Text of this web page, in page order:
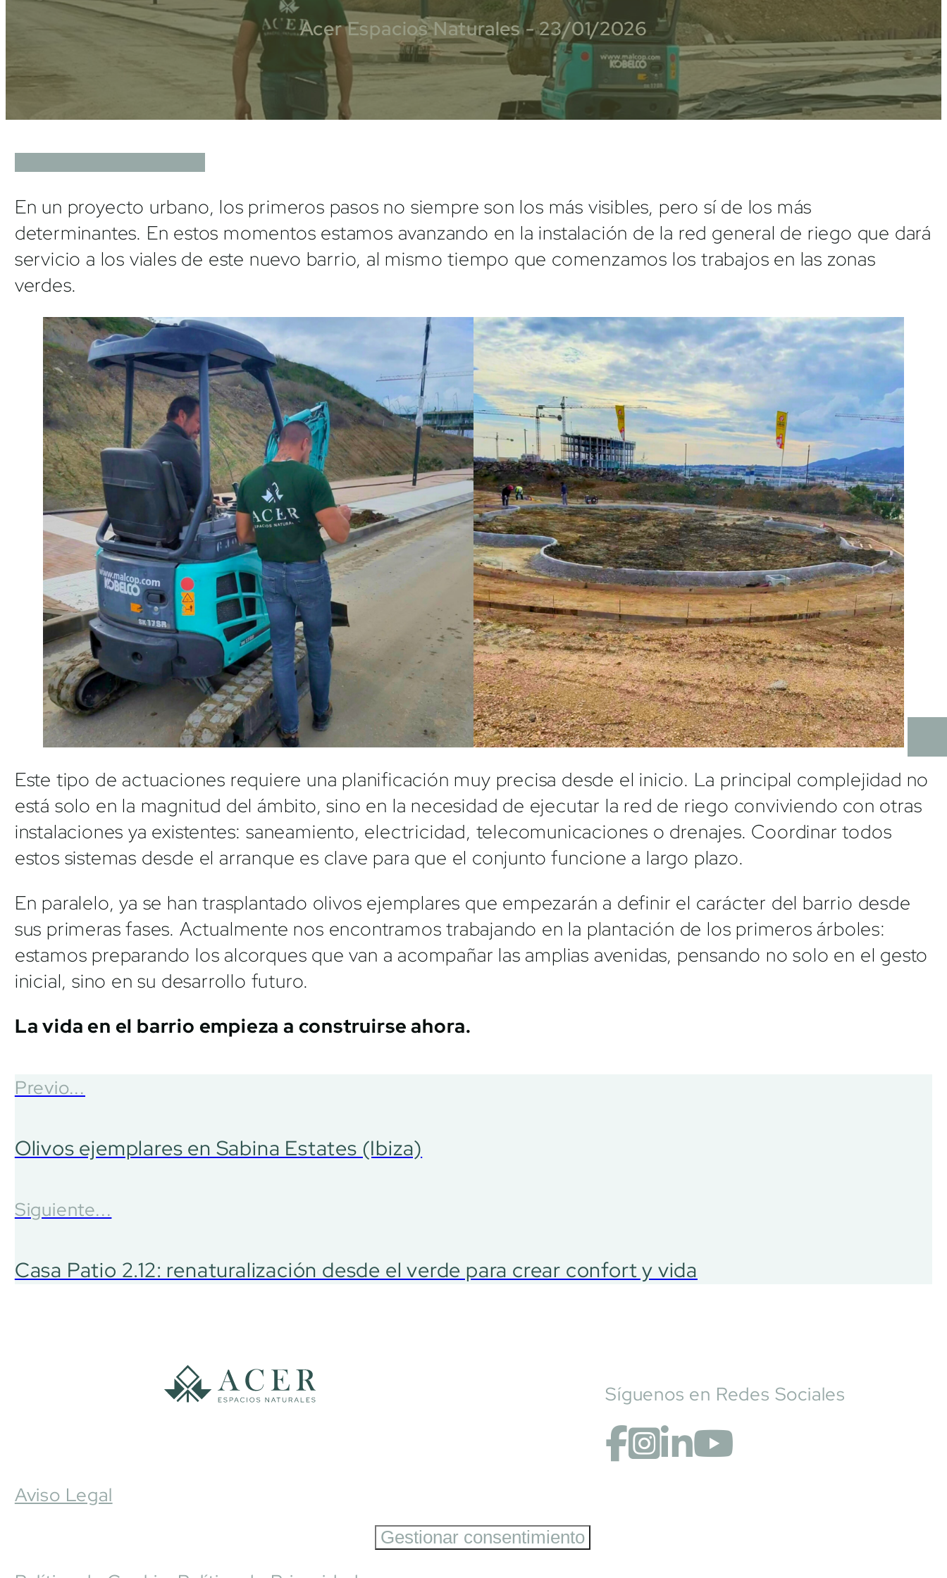
Acer Espacios Naturales - 23/01/2026
En un proyecto urbano, los primeros pasos no siempre son los más visibles, pero sí de los más
determinantes. En estos momentos estamos avanzando en la instalación de la red general de riego que dará
servicio a los viales de este nuevo barrio, al mismo tiempo que comenzamos los trabajos en las zonas
verdes.
Este tipo de actuaciones requiere una planificación muy precisa desde el inicio. La principal complejidad no
está solo en la magnitud del ámbito, sino en la necesidad de ejecutar la red de riego conviviendo con otras
instalaciones ya existentes: saneamiento, electricidad, telecomunicaciones o drenajes. Coordinar todos
estos sistemas desde el arranque es clave para que el conjunto funcione a largo plazo.
En paralelo, ya se han trasplantado olivos ejemplares que empezarán a definir el carácter del barrio desde
sus primeras fases. Actualmente nos encontramos trabajando en la plantación de los primeros árboles:
estamos preparando los alcorques que van a acompañar las amplias avenidas, pensando no solo en el gesto
inicial, sino en su desarrollo futuro.
La vida en el barrio empieza a construirse ahora.
Previo...
Olivos ejemplares en Sabina Estates (Ibiza)
Siguiente...
Casa Patio 2.12: renaturalización desde el verde para crear confort y vida
Síguenos en Redes Sociales
Aviso Legal
Gestionar consentimiento